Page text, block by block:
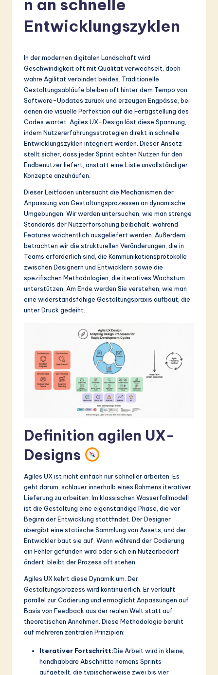
m
L
A
&
S
ft
w
n an schnelle
Entwicklungszyklen
In der modernen digitalen Landschaft wird
Geschwindigkeit oft mit Qualität verwechselt, doch
wahre Agilität verbindet beides. Traditionelle
Gestaltungsabläufe bleiben oft hinter dem Tempo von
Software-Updates zurück und erzeugen Engpässe, bei
denen die visuelle Perfektion auf die Fertigstellung des
Codes wartet. Agiles UX-Design löst diese Spannung,
indem Nutzererfahrungsstrategien direkt in schnelle
Entwicklungszyklen integriert werden. Dieser Ansatz
stellt sicher, dass jeder Sprint echten Nutzen für den
Endbenutzer liefert, anstatt eine Liste unvollständiger
Konzepte anzuhäufen.
Dieser Leitfaden untersucht die Mechanismen der
Anpassung von Gestaltungsprozessen an dynamische
Umgebungen. Wir werden untersuchen, wie man strenge
Standards der Nutzerforschung beibehält, während
Features wöchentlich ausgeliefert werden. Außerdem
betrachten wir die strukturellen Veränderungen, die in
Teams erforderlich sind, die Kommunikationsprotokolle
zwischen Designern und Entwicklern sowie die
spezifischen Methodologien, die iteratives Wachstum
unterstützen. Am Ende werden Sie verstehen, wie man
eine widerstandsfähige Gestaltungspraxis aufbaut, die
unter Druck gedeiht.
Definition agilen UX-
Designs
Agiles UX ist nicht einfach nur schneller arbeiten. Es
geht darum, schlauer innerhalb eines Rahmens iterativer
Lieferung zu arbeiten. Im klassischen Wasserfallmodell
ist die Gestaltung eine eigenständige Phase, die vor
Beginn der Entwicklung stattfindet. Der Designer
übergibt eine statische Sammlung von Assets, und der
Entwickler baut sie auf. Wenn während der Codierung
ein Fehler gefunden wird oder sich ein Nutzerbedarf
ändert, bleibt der Prozess oft stehen.
Agiles UX kehrt diese Dynamik um. Der
Gestaltungsprozess wird kontinuierlich. Er verläuft
parallel zur Codierung und ermöglicht Anpassungen auf
Basis von Feedback aus der realen Welt statt auf
theoretischen Annahmen. Diese Methodologie beruht
auf mehreren zentralen Prinzipien:
Iterativer Fortschritt:Die Arbeit wird in kleine,
handhabbare Abschnitte namens Sprints
aufgeteilt, die typischerweise zwei bis vier